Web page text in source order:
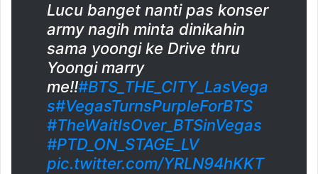
Lucu banget nanti pas konser
army nagih minta dinikahin
sama yoongi ke Drive thru
Yoongi marry
me!!#BTS_THE_CITY_LasVega
s#VegasTurnsPurpleForBTS
#TheWaitIsOver_BTSinVegas
#PTD_ON_STAGE_LV
pic.twitter.com/YRLN94hKKT